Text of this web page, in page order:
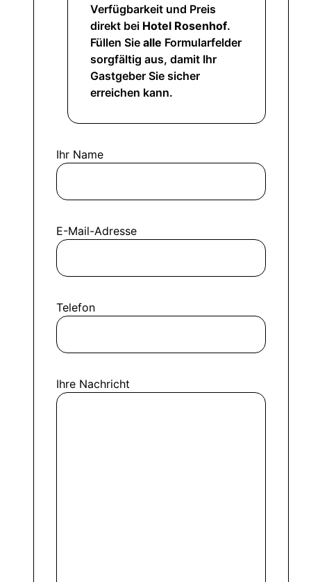
Verfügbarkeit und Preis
direkt bei Hotel Rosenhof.
Füllen Sie alle Formularfelder
sorgfältig aus, damit Ihr
Gastgeber Sie sicher
erreichen kann.
Ihr Name
E-Mail-Adresse
Telefon
Ihre Nachricht